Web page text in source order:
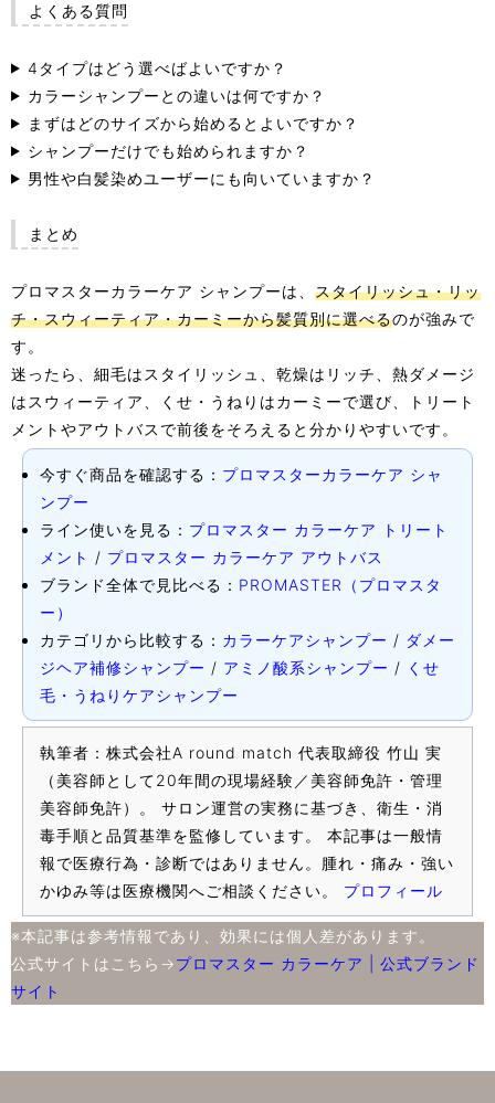
よくある質問
4タイプはどう選べばよいですか？
カラーシャンプーとの違いは何ですか？
まずはどのサイズから始めるとよいですか？
シャンプーだけでも始められますか？
男性や白髪染めユーザーにも向いていますか？
まとめ
プロマスターカラーケア シャンプーは、 スタイリッシュ・リッ
チ・スウィーティア・カーミーから髪質別に選べるのが強みで
す。
迷ったら、細毛はスタイリッシュ、乾燥はリッチ、熱ダメージ
はスウィーティア、くせ・うねりはカーミーで選び、トリート
メントやアウトバスで前後をそろえると分かりやすいです。
今すぐ商品を確認する： プロマスターカラーケア シャ
ンプー
ライン使いを見る： プロマスター カラーケア トリート
メント / プロマスター カラーケア アウトバス
ブランド全体で見比べる： PROMASTER（プロマスタ
ー）
カテゴリから比較する： カラーケアシャンプー / ダメー
ジヘア補修シャンプー / アミノ酸系シャンプー / くせ
毛・うねりケアシャンプー
執筆者：株式会社A round match 代表取締役 竹山 実
（美容師として20年間の現場経験／美容師免許・管理
美容師免許）。 サロン運営の実務に基づき、衛生・消
毒手順と品質基準を監修しています。 本記事は一般情
報で医療行為・診断ではありません。腫れ・痛み・強い
かゆみ等は医療機関へご相談ください。 プロフィール
※本記事は参考情報であり、効果には個人差があります。
公式サイトはこちら→プロマスター カラーケア | 公式ブランド
サイト